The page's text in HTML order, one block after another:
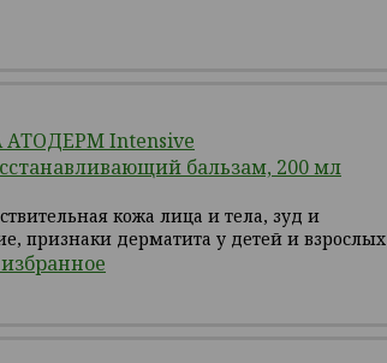
АТОДЕРМ Intensive
бальзам, 200 мл
кожа лица и тела, зуд и
признаки дерматита у детей и взрослых